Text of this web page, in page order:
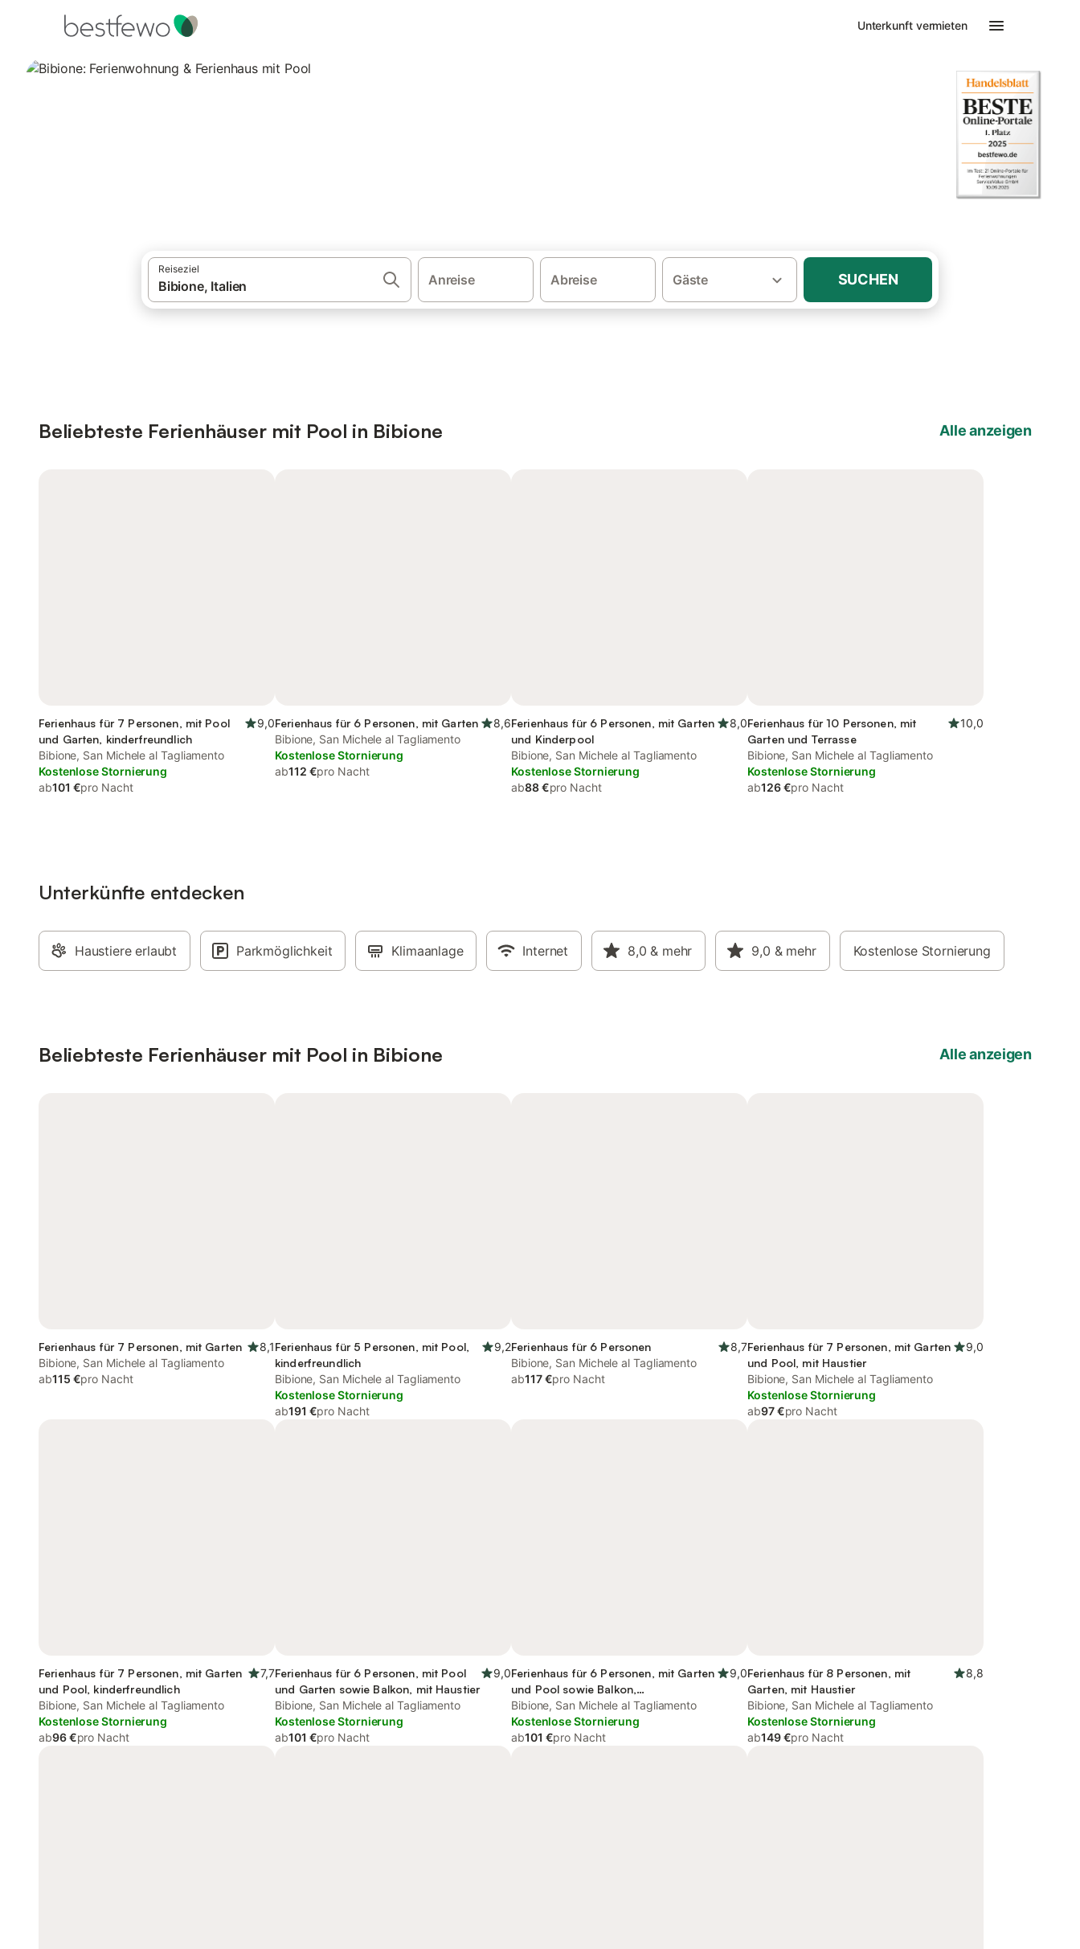
Unterkunft vermieten
Reiseziel
Anreise Abreise Gäste SUCHEN
Beliebteste Ferienhäuser mit Pool in Bibione Alle anzeigen
Ferienhaus für 7 Personen, mit Pool
und Garten, kinderfreundlich
9,0
Bibione, San Michele al Tagliamento
Kostenlose Stornierung
ab101 €pro Nacht
Ferienhaus für 6 Personen, mit Garten
8,6
Bibione, San Michele al Tagliamento
Kostenlose Stornierung
ab112 €pro Nacht
Ferienhaus für 6 Personen, mit Garten
und Kinderpool
8,0
Bibione, San Michele al Tagliamento
Kostenlose Stornierung
ab88 €pro Nacht
Ferienhaus für 10 Personen, mit
Garten und Terrasse
10,0
Bibione, San Michele al Tagliamento
Kostenlose Stornierung
ab126 €pro Nacht
Unterkünfte entdecken
Haustiere erlaubt Parkmöglichkeit Klimaanlage Internet 8,0 & mehr 9,0 & mehr Kostenlose Stornierung
Beliebteste Ferienhäuser mit Pool in Bibione Alle anzeigen
Ferienhaus für 7 Personen, mit Garten
8,1
Bibione, San Michele al Tagliamento
ab115 €pro Nacht
Ferienhaus für 5 Personen, mit Pool,
kinderfreundlich
9,2
Bibione, San Michele al Tagliamento
Kostenlose Stornierung
ab191 €pro Nacht
Ferienhaus für 6 Personen
8,7
Bibione, San Michele al Tagliamento
ab117 €pro Nacht
Ferienhaus für 7 Personen, mit Garten
und Pool, mit Haustier
9,0
Bibione, San Michele al Tagliamento
Kostenlose Stornierung
ab97 €pro Nacht
Ferienhaus für 7 Personen, mit Garten
und Pool, kinderfreundlich
7,7
Bibione, San Michele al Tagliamento
Kostenlose Stornierung
ab96 €pro Nacht
Ferienhaus für 6 Personen, mit Pool
und Garten sowie Balkon, mit Haustier
9,0
Bibione, San Michele al Tagliamento
Kostenlose Stornierung
ab101 €pro Nacht
Ferienhaus für 6 Personen, mit Garten
und Pool sowie Balkon,
kinderfreundlich
9,0
Bibione, San Michele al Tagliamento
Kostenlose Stornierung
ab101 €pro Nacht
Ferienhaus für 8 Personen, mit
Garten, mit Haustier
8,8
Bibione, San Michele al Tagliamento
Kostenlose Stornierung
ab149 €pro Nacht